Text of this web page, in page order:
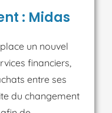
: Midas
un nouvel
financiers,
entre ses
du changement